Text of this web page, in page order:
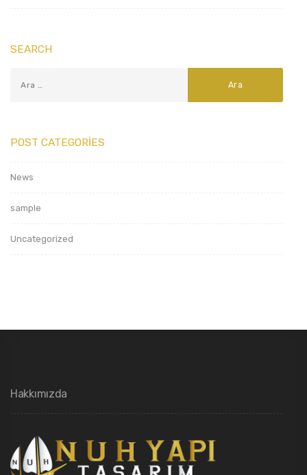
SEARCH
POST CATEGORIES
News
sample
Uncategorized
Hakkımızda